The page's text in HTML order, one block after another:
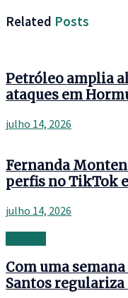
Related Posts
Petróleo amplia
ataques em
julho 14, 2026
Fernanda
perfis no TikTok
julho 14, 2026
Com uma
Santos regulariza